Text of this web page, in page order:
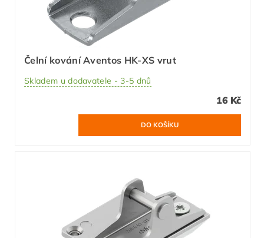
Čelní kování Aventos HK-XS vrut
Skladem u dodavatele - 3-5 dnů
16 Kč